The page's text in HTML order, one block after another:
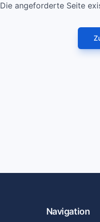
Die angeforderte Seite
Navigation